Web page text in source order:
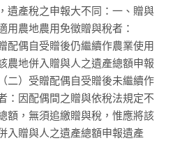
遺產稅之申報大不同：一、贈與
用農地農用免徵贈與稅者：
配偶自受贈後仍繼續作農業使用
農地併入贈與人之遺產總額申報
二）受贈配偶自受贈後未繼續作
：因配偶間之贈與依稅法規定不
額，無須追繳贈與稅，惟應將該
入贈與人之遺產總額申報遺產